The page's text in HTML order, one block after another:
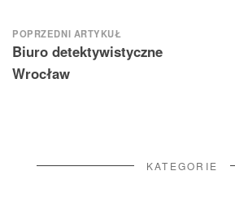
Nawigacja
wpisu
POPRZEDNI ARTYKUŁ
Biuro detektywistyczne
Wrocław
KATEGORIE